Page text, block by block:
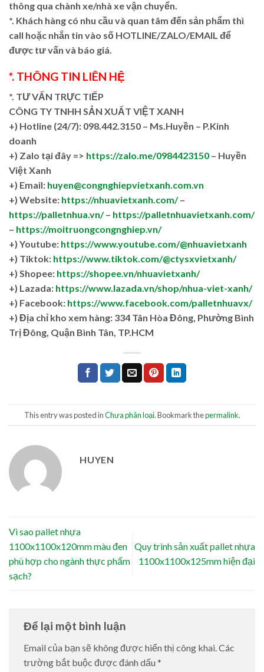
thông qua chành xe/nhà xe vận chuyển.
*. Khách hàng có nhu cầu và quan tâm đến sản phẩm thì
call hoặc nhắn tin vào số HOTLINE/ZALO/EMAIL để
được tư vấn và báo giá.
*. THÔNG TIN LIÊN HỆ
*. TƯ VẤN TRỰC TIẾP
CÔNG TY TNHH SẢN XUẤT VIỆT XANH
+) Hotline (24/7): 098.442.3150 – Ms.Huyền – P.Kinh
doanh
+) Zalo tại đây => https://zalo.me/0984423150 – Huyền
Việt Xanh
+) Email: huyen@congnghiepvietxanh.com.vn
+) Website: https://nhuavietxanh.com/–
https://palletnhua.vn/– https://palletnhuavietxanh.com/
– https://moitruongcongnghiep.vn/
+) Youtube: https://www.youtube.com/@nhuavietxanh
+) Tiktok: https://www.tiktok.com/@ctysxvietxanh/
+) Shopee: https://shopee.vn/nhuavietxanh/
+) Lazada: https://www.lazada.vn/shop/nhua-viet-xanh/
+) Facebook: https://www.facebook.com/palletnhuavx/
+) Địa chỉ kho xem hàng: 334 Tân Hòa Đông, Phường Bình
Trị Đông, Quận Bình Tân, TP.HCM
This entry was posted inChưa phân loại. Bookmark thepermalink.
HUYEN
Vì sao pallet nhựa
1100x1100x120mm màu đen
phù hợp cho ngành thực phẩm
sạch?
Quy trình sản xuất pallet nhựa
1100x1100x125mm hiện đại
Để lại một bình luận
Email của bạn sẽ không được hiển thị công khai.Các
trường bắt buộc được đánh dấu *